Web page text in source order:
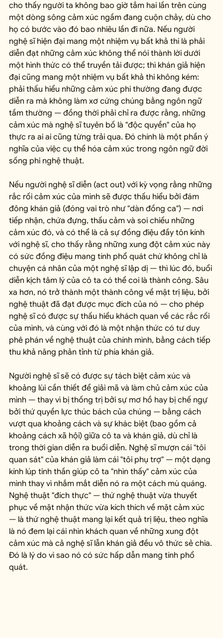
cho thấy người ta không bao giờ tắm hai lần trên cùng
một dòng sông cảm xúc ngầm đang cuộn chảy, dù cho
họ có bước vào đó bao nhiêu lần đi nữa. Nếu người
nghệ sĩ hiện đại mang một nhiệm vụ bất khả thi là phải
diễn đạt những cảm xúc không thể nói thành lời dưới
một hình thức có thể truyền tải được; thì khán giả hiện
đại cũng mang một nhiệm vụ bất khả thi không kém:
phải thấu hiểu những cảm xúc phi thường đang được
diễn ra mà không làm xơ cứng chúng bằng ngôn ngữ
tầm thường — đồng thời phải chỉ ra được rằng, những
cảm xúc mà nghệ sĩ tuyên bố là "độc quyền" của họ
thực ra ai ai cũng từng trải qua. Đó chính là một phần ý
nghĩa của việc cụ thể hóa cảm xúc trong ngôn ngữ đời
sống phi nghệ thuật.
Nếu người nghệ sĩ diễn (act out) với kỳ vọng rằng những
rắc rối cảm xúc của mình sẽ được thấu hiểu bởi đám
đông khán giả (đóng vai trò như "dàn đồng ca") — nơi
tiếp nhận, chứa đựng, thấu cảm và soi chiếu những
cảm xúc đó, và có thể là cả sự đồng điệu đầy tôn kính
với nghệ sĩ, cho thấy rằng những xung đột cảm xúc này
có sức đồng điệu mang tính phổ quát chứ không chỉ là
chuyện cá nhân của một nghệ sĩ lập dị — thì lúc đó, buổi
diễn kịch tâm lý của cô ta có thể coi là thành công. Sâu
xa hơn, nó trở thành một thành công về mặt trị liệu, bởi
nghệ thuật đã đạt được mục đích của nó — cho phép
nghệ sĩ có được sự thấu hiểu khách quan về các rắc rối
của mình, và cùng với đó là một nhận thức có tư duy
phê phán về nghệ thuật của chính mình, bằng cách tiếp
thu khả năng phản tỉnh từ phía khán giả.
Người nghệ sĩ sẽ có được sự tách biệt cảm xúc và
khoảng lùi cần thiết để giải mã và làm chủ cảm xúc của
mình — thay vì bị thống trị bởi sự mơ hồ hay bị chế ngự
bởi thứ quyền lực thúc bách của chúng — bằng cách
vượt qua khoảng cách và sự khác biệt (bao gồm cả
khoảng cách xã hội) giữa cô ta và khán giả, dù chỉ là
trong thời gian diễn ra buổi diễn. Nghệ sĩ mượn cái "tôi
quan sát" của khán giả làm cái "tôi phụ trợ" — một dạng
kính lúp tinh thần giúp cô ta "nhìn thấy" cảm xúc của
mình thay vì nhắm mắt diễn nó ra một cách mù quáng.
Nghệ thuật "đích thực" — thứ nghệ thuật vừa thuyết
phục về mặt nhận thức vừa kích thích về mặt cảm xúc
— là thứ nghệ thuật mang lại kết quả trị liệu, theo nghĩa
là nó đem lại cái nhìn khách quan về những xung đột
cảm xúc mà cả nghệ sĩ lẫn khán giả đều vô thức sẻ chia.
Đó là lý do vì sao nó có sức hấp dẫn mang tính phổ
quát.